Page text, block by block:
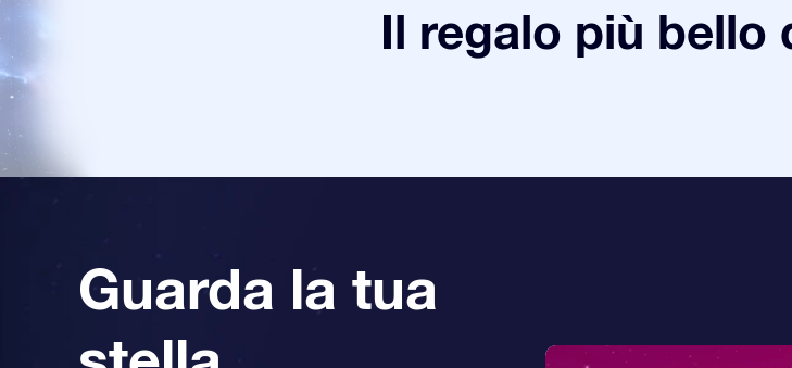
Il regalo più bello
Guarda la tua